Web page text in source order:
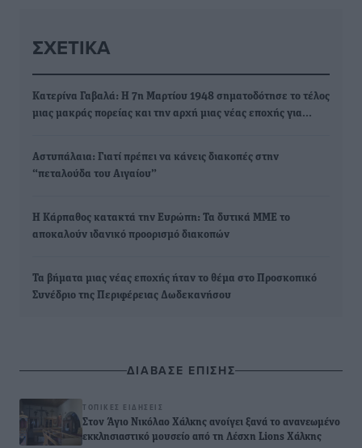
ΣΧΕΤΙΚΆ
Κατερίνα Γαβαλά: Η 7η Μαρτίου 1948 σηματοδότησε το τέλος
μιας μακράς πορείας και την αρχή μιας νέας εποχής για…
Αστυπάλαια: Γιατί πρέπει να κάνεις διακοπές στην
“πεταλούδα του Αιγαίου”
Η Κάρπαθος κατακτά την Ευρώπη: Τα δυτικά ΜΜΕ το
αποκαλούν ιδανικό προορισμό διακοπών
Τα βήματα μιας νέας εποχής ήταν το θέμα στο Προσκοπικό
Συνέδριο της Περιφέρειας Δωδεκανήσου
ΔΙΑΒΑΣΕ ΕΠΙΣΗΣ
ΤΟΠΙΚΈΣ ΕΙΔΉΣΕΙΣ
Στον Άγιο Νικόλαο Χάλκης ανοίγει ξανά το ανανεωμένο
εκκλησιαστικό μουσείο από τη Λέσχη Lions Χάλκης